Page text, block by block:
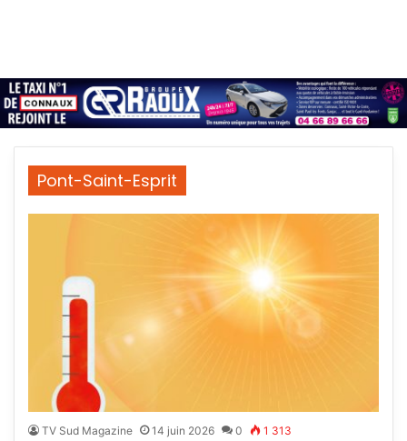
Pont-Saint-Esprit
TV Sud Magazine 14 juin 2026 0 1 313